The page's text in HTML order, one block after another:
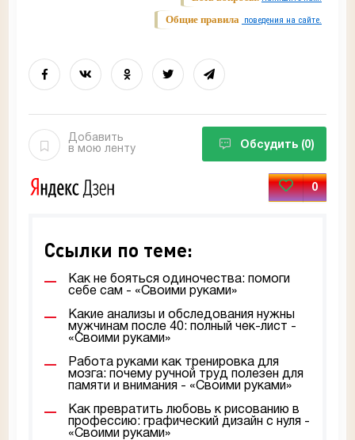
Общие правила поведения на сайте.
Добавить
в мою ленту
Обсудить (0)
0
Ссылки по теме:
Как не бояться одиночества: помоги
себе сам - «Своими руками»
Какие анализы и обследования нужны
мужчинам после 40: полный чек-лист -
«Своими руками»
Работа руками как тренировка для
мозга: почему ручной труд полезен для
памяти и внимания - «Своими руками»
Как превратить любовь к рисованию в
профессию: графический дизайн с нуля -
«Своими руками»